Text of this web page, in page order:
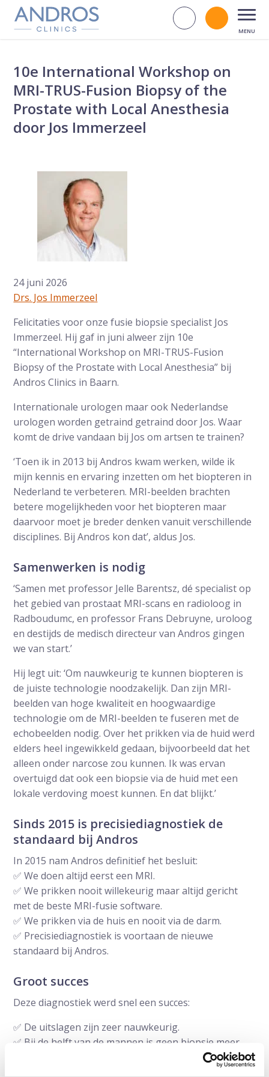
Navigatie overslaan
Zoek op
Bel
10e International Workshop on
MRI-TRUS-Fusion Biopsy of the
Prostate with Local Anesthesia
door Jos Immerzeel
24 juni 2026
Drs. Jos Immerzeel
Felicitaties voor onze fusie biopsie specialist Jos
Immerzeel. Hij gaf in juni alweer zijn 10e
“International Workshop on MRI-TRUS-Fusion
Biopsy of the Prostate with Local Anesthesia” bij
Andros Clinics in Baarn.
Internationale urologen maar ook Nederlandse
urologen worden getraind getraind door Jos. Waar
komt de drive vandaan bij Jos om artsen te trainen?
‘Toen ik in 2013 bij Andros kwam werken, wilde ik
mijn kennis en ervaring inzetten om het biopteren in
Nederland te verbeteren. MRI-beelden brachten
betere mogelijkheden voor het biopteren maar
daarvoor moet je breder denken vanuit verschillende
disciplines. Bij Andros kon dat’, aldus Jos.
Samenwerken is nodig
‘Samen met professor Jelle Barentsz, dé specialist op
het gebied van prostaat MRI-scans en radioloog in
Radboudumc, en professor Frans Debruyne, uroloog
en destijds de medisch directeur van Andros gingen
we van start.’
Hij legt uit: ‘Om nauwkeurig te kunnen biopteren is
de juiste technologie noodzakelijk. Dan zijn MRI-
beelden van hoge kwaliteit en hoogwaardige
technologie om de MRI-beelden te fuseren met de
echobeelden nodig. Over het prikken via de huid werd
elders heel ingewikkeld gedaan, bijvoorbeeld dat het
alleen onder narcose zou kunnen. Ik was ervan
overtuigd dat ook een biopsie via de huid met een
lokale verdoving moest kunnen. En dat blijkt.’
Sinds 2015 is precisiediagnostiek de
standaard bij Andros
In 2015 nam Andros definitief het besluit:
✅ We doen altijd eerst een MRI.
✅ We prikken nooit willekeurig maar altijd gericht
met de beste MRI-fusie software.
✅ We prikken via de huis en nooit via de darm.
✅ Precisiediagnostiek is voortaan de nieuwe
standaard bij Andros.
Groot succes
Deze diagnostiek werd snel een succes:
✅ De uitslagen zijn zeer nauwkeurig.
✅ Bij de helft van de mannen is geen biopsie meer